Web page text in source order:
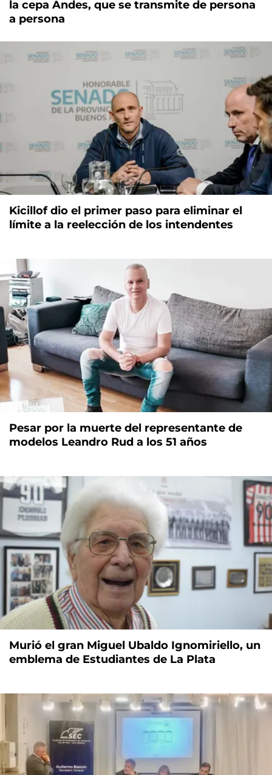
la cepa Andes, que se transmite de persona
a persona
Kicillof dio el primer paso para eliminar el
límite a la reelección de los intendentes
Pesar por la muerte del representante de
modelos Leandro Rud a los 51 años
Murió el gran Miguel Ubaldo Ignomiriello, un
emblema de Estudiantes de La Plata